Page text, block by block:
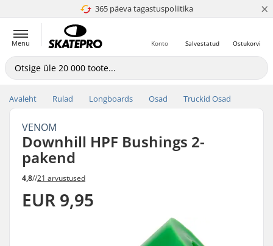
365 päeva tagastuspoliitika
4.8 paljaks 5 ×
Menu Ostukorvi
Salvestatud
Konto
Avaleht Rulad Longboards Osad Truckid Osad
VENOM
Downhill HPF Bushings 2-
pakend
4,8//21 arvustused
EUR 9,95